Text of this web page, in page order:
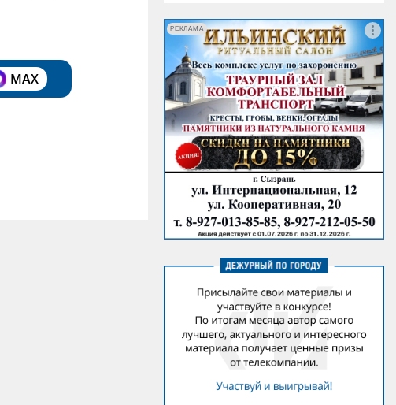
MAX
РЕКЛАМА